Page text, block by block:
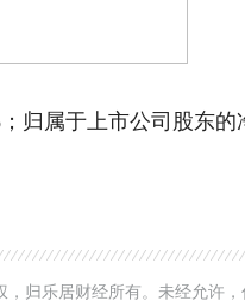
归属于上市公司股东的
归乐居财经所有。未经允许，